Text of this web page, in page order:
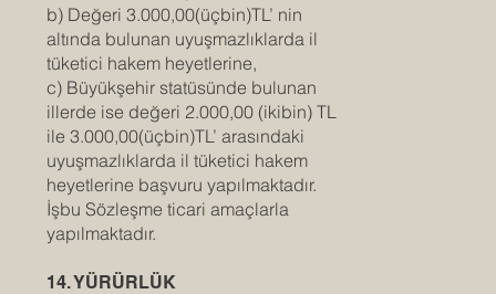
b) Değeri 3.000,00(üçbin)TL’ nin
altında bulunan uyuşmazlıklarda il
tüketici hakem heyetlerine,
c) Büyükşehir statüsünde bulunan
illerde ise değeri 2.000,00 (ikibin) TL
ile 3.000,00(üçbin)TL’ arasındaki
uyuşmazlıklarda il tüketici hakem
heyetlerine başvuru yapılmaktadır.
İşbu Sözleşme ticari amaçlarla
yapılmaktadır.
14. YÜRÜRLÜK